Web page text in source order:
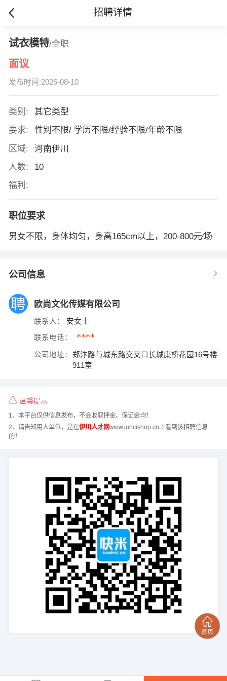
招聘详情
试衣模特/全职
面议
发布时间:2026-08-10
类别:
其它类型
要求:
性别不限/ 学历不限/经验不限/年龄不限
区域:
河南伊川
人数:
10
福利:
职位要求
男女不限，身体均匀，身高165cm以上，200-800元∕场
公司信息
欧尚文化传媒有限公司
联系人： 安女士
联系电话： ****
公司地址：
郑汴路与城东路交叉口长城康桥花园16号楼
911室
温馨提示
1、本平台仅供信息发布，不会收取押金、保证金均！
2、请告知用人单位，是在伊川人才网www.juncishop.cn上看到该招聘信息
的！